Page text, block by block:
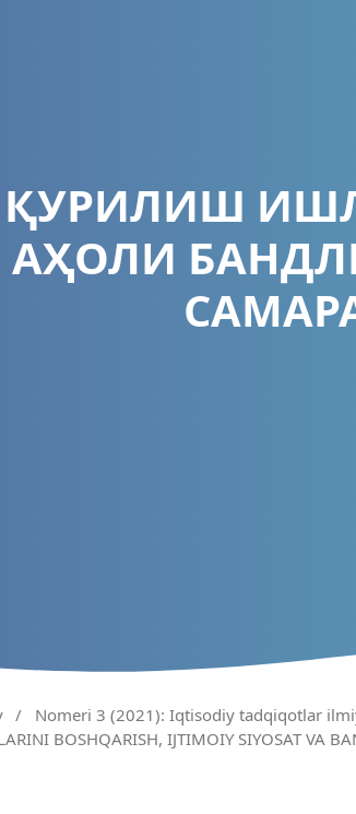
ҚУРИЛИШ
АҲОЛИ
/ Nomeri 3 (2021): Iqtisodiy tadqiqotlar
BOSHQARISH, IJTIMOIY SIYOSAT VA